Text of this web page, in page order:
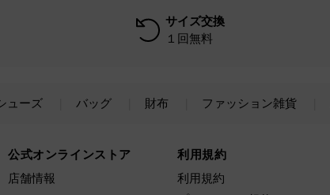
サイズ交換
１回無料
ューズ バッグ 財布 ファッション雑貨
公式オンラインストア
店舗情報
利用規約
利用規約